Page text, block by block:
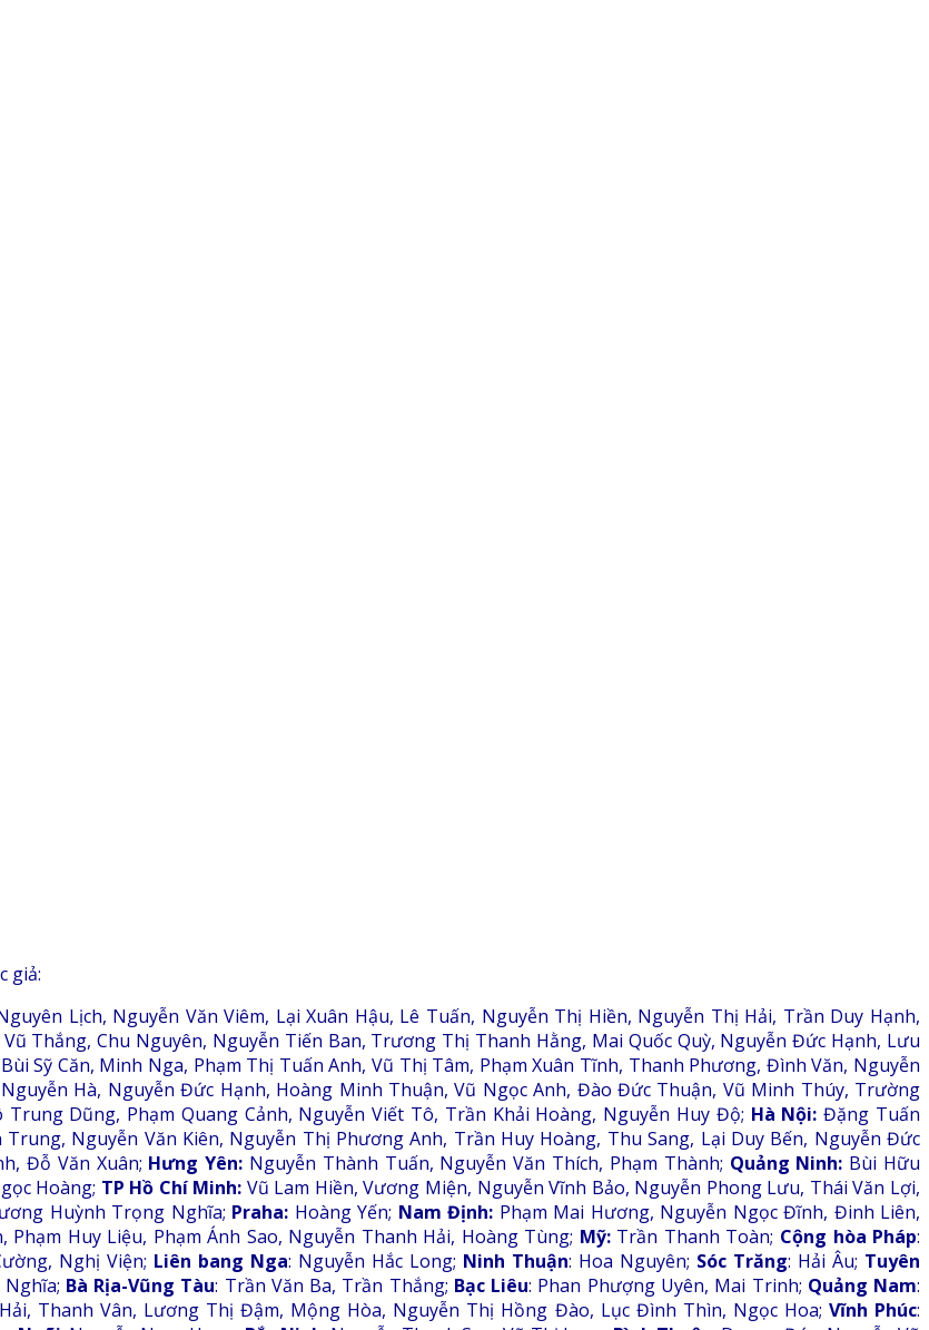
giả:
Lịch, Nguyễn Văn Viêm, Lại Xuân Hậu, Lê Tuấn, Nguyễn Thị Hiền, Nguyễn Thị Hải, Trần Duy Hạnh,
Thắng, Chu Nguyên, Nguyễn Tiến Ban, Trương Thị Thanh Hằng, Mai Quốc Quỳ, Nguyễn Đức Hạnh, Lưu
Sỹ Căn, Minh Nga, Phạm Thị Tuấn Anh, Vũ Thị Tâm, Phạm Xuân Tĩnh, Thanh Phương, Đình Văn, Nguyễn
Hà, Nguyễn Đức Hạnh, Hoàng Minh Thuận, Vũ Ngọc Anh, Đào Đức Thuận, Vũ Minh Thúy, Trường
Dũng, Phạm Quang Cảnh, Nguyễn Viết Tô, Trần Khải Hoàng, Nguyễn Huy Độ; Hà Nội: Đặng Tuấn
Nguyễn Văn Kiên, Nguyễn Thị Phương Anh, Trần Huy Hoàng, Thu Sang, Lại Duy Bến, Nguyễn Đức
Đỗ Văn Xuân; Hưng Yên: Nguyễn Thành Tuấn, Nguyễn Văn Thích, Phạm Thành; Quảng Ninh: Bùi Hữu
Hoàng; TP Hồ Chí Minh: Vũ Lam Hiền, Vương Miện, Nguyễn Vĩnh Bảo, Nguyễn Phong Lưu, Thái Văn Lợi,
Huỳnh Trọng Nghĩa; Praha: Hoàng Yến; Nam Định: Phạm Mai Hương, Nguyễn Ngọc Đĩnh, Đinh Liên,
Phạm Huy Liệu, Phạm Ánh Sao, Nguyễn Thanh Hải, Hoàng Tùng; Mỹ:Trần Thanh Toàn; Cộng hòa Pháp:
Nghị Viện; Liên bang Nga: Nguyễn Hắc Long; Ninh Thuận: Hoa Nguyên; Sóc Trăng: Hải Âu; Tuyên
Bà Rịa-Vũng Tàu: Trần Văn Ba, Trần Thắng; Bạc Liêu: Phan Phượng Uyên, Mai Trinh; Quảng Nam:
Thanh Vân, Lương Thị Đậm, Mộng Hòa, Nguyễn Thị Hồng Đào, Lục Đình Thìn, Ngọc Hoa; Vĩnh Phúc: